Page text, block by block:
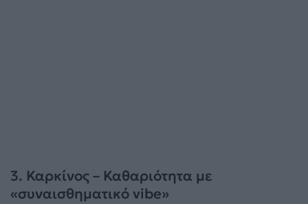
3. Καρκίνος – Καθαριότητα με
«συναισθηματικό vibe»